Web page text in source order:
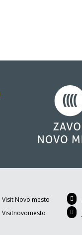
Visit Novo mesto
Visitnovomesto